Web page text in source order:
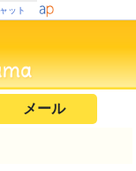
ット
メール